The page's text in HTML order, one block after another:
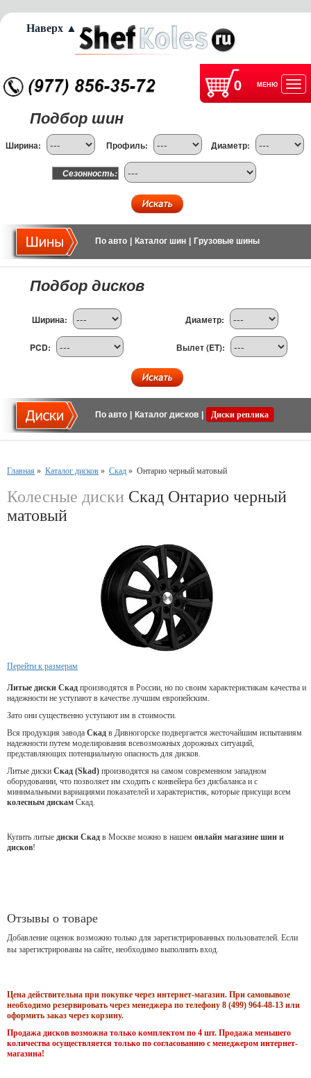
0 МЕНЮ
Подбор шин
Ширина: Профиль: Диаметр:
Сезонность:
По авто Каталог шин Грузовые шины
Подбор дисков
Ширина: Диаметр:
PCD: Вылет (ET):
По авто Каталог дисков Диски реплика
Главная » Каталог дисков » Скад » Онтарио черный матовый
Колесные диски Скад Онтарио черный
матовый
Перейти к размерам
Литые диски Скад производятся в России, но по своим характеристикам качества и
надежности не уступают в качестве лучшим европейским.
Зато они существенно уступают им в стоимости.
Вся продукция завода Скад в Дивногорске подвергается жесточайшим испытаниям
надежности путем моделирования всевозможных дорожных ситуаций,
представляющих потенциальную опасность для дисков.
Литые диски Скад (Skad) производятся на самом современном западном
оборудовании, что позволяет им сходить с конвейера без дисбаланса и с
минимальными вариациями показателей и характеристик, которые присущи всем
колесным дискам Скад.
Купить литые диски Скад в Москве можно в нашем онлайн магазине шин и
дисков!
Отзывы о товаре
Добавление оценок возможно только для зарегистрированных пользователей. Если
вы зарегистрированы на сайте, необходимо выполнить вход.
Цена действительна при покупке через интернет-магазин. При самовывозе
необходимо резервировать через менеджера по телефону 8 (499) 964-48-13 или
оформить заказ через корзину.
Продажа дисков возможна только комплектом по 4 шт. Продажа меньшего
количества осуществляется только по согласованию с менеджером интернет-
магазина!
Наверх ▲